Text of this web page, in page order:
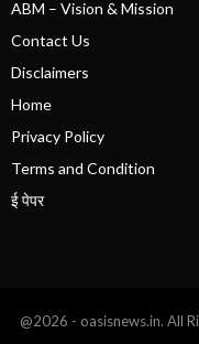
ABM – Vision & Mission
Contact Us
Disclaimers
Home
Privacy Policy
Terms and Condition
ई पेपर
@2026 - oasisnews.in. All